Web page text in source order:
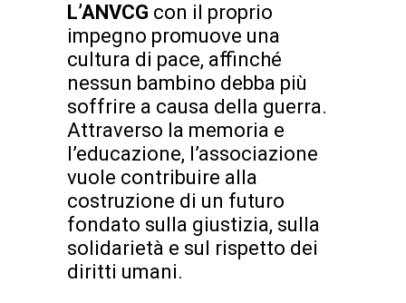
L’ANVCG con il proprio
impegno promuove una
cultura di pace, affinché
nessun bambino debba più
soffrire a causa della guerra.
Attraverso la memoria e
l’educazione, l’associazione
vuole contribuire alla
costruzione di un futuro
fondato sulla giustizia, sulla
solidarietà e sul rispetto dei
diritti umani.